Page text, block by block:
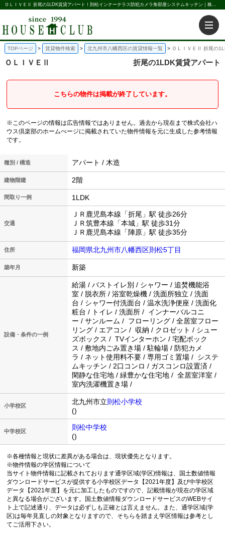
ＯＬＩＶＥⅡ 折尾の1LDK賃貸アパート！則松インナーテラス防犯カメラ角部屋システムキッチン｜株式会社ハウス倶楽部
TOPページ 賃貸物件検索 北九州市八幡西区の賃貸情報一覧 ＯＬＩＶＥⅡ 折尾の
ＯＬＩＶＥⅡ 折尾の1LDK賃貸アパート
こちらの物件は掲載が終了しています。
※このページの情報は広告情報ではありません。過去から現在まで株式会社ハ
ウス倶楽部のホームぺージに掲載されていた物件情報を元に生成した参考情報
です。
種別 / 構造 アパート / 木造
建物階建 2階
間取り一例 1LDK
交通
ＪＲ鹿児島本線「折尾」駅 徒歩26分
ＪＲ筑豊本線「本城」駅 徒歩31分
ＪＲ鹿児島本線「陣原」駅 徒歩35分
住所 福岡県北九州市八幡西区則松5丁目
築年月 新築
設備・条件の一例
給湯 / バストイレ別 / シャワー / 追焚機能浴
室 / 脱衣所 / 浴室乾燥機 / 洗面所独立 / 洗面
台 / シャワー付洗面台 / 温水洗浄便座 / 洗面化
粧台 / トイレ / 洗面所 / インナーバルコニ
ー / サンルーム / フローリング / 全居室フロー
リング / エアコン / 収納 / クロゼット / シュー
ズボックス / TVインターホン / 宅配ボック
ス / 敷地内ごみ置き場 / 駐輪場 / 防犯カメ
ラ / ネット使用料不要 / 専用ゴミ置場 / システ
ムキッチン / 2口コンロ / ガスコンロ設置済 /
閑静な住宅地 / 緑豊かな住宅地 / 全居室洋室 /
室内洗濯機置き場 /
小学校区 北九州市立則松小学校
()
中学校区
則松中学校
()
※各種情報と現状に差異がある場合は、現状優先となります。
※物件情報の学区情報について
当サイト物件情報に記載されております通学区域(学区)情報は、国土数値情報
ダウンロードサービスが提供する小学校区データ【2021年度】及び中学校区
データ【2021年度】を元に加工したものですので、記載情報が現在の学区域
と異なる場合がございます。国土数値情報ダウンロードサービスのWEBサイ
ト上で記述通り、データは必ずしも正確とは言えません。また、通学区域(学
区)は毎年見直しの対象となりますので、そちらを踏まえ学区情報は参考とし
てご活用下さい。